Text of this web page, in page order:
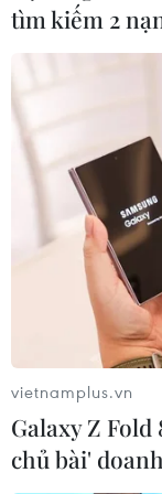
#Người cao tuổi
Theo dõi
tìm kiếm 2
vietnamplus.vn
Galaxy Z
chủ bài'